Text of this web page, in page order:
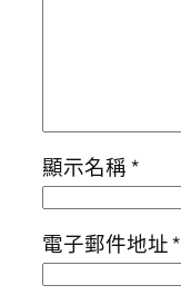
顯示名稱*
電子郵件地址*